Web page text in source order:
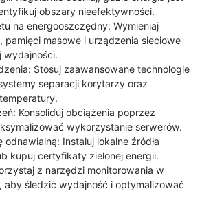
obszary nieefektywności.
na energooszczędny: Wymieniaj
pamięci masowe i urządzenia sieciowe
wydajności.
Stosuj zaawansowane technologie
separacji korytarzy oraz
Konsoliduj obciążenia poprzez
wykorzystanie serwerów.
Instaluj lokalne źródła
kupuj certyfikaty zielonej energii.
z narzędzi monitorowania w
aby śledzić wydajność i optymalizować